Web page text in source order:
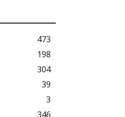
473
198
304
39
3
346